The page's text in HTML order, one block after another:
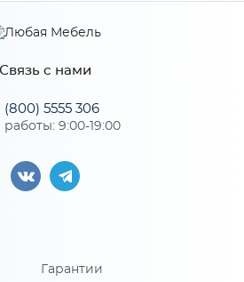
Кашемир/Кашемир
ЛДСП
Связь с нами
(800) 5555 306
работы: 9:00-19:00
Гарантии